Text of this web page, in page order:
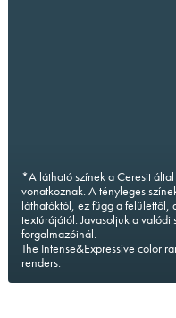
*A látható színek a Ceresit
vonatkoznak. A tényleges
láthatóktól, ez függ a felülettől,
textúrájától. Javasoljuk a
forgalmazóinál.
The Intense&Expressive color
renders.